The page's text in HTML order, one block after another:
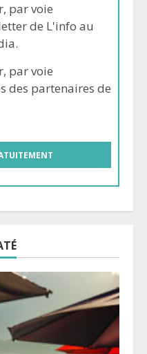
par voie
de L'info au
par voie
des partenaires de